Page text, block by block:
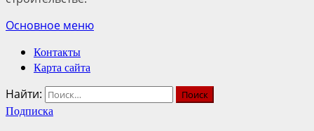
Основное меню
Контакты
Карта сайта
Найти:
Подписка